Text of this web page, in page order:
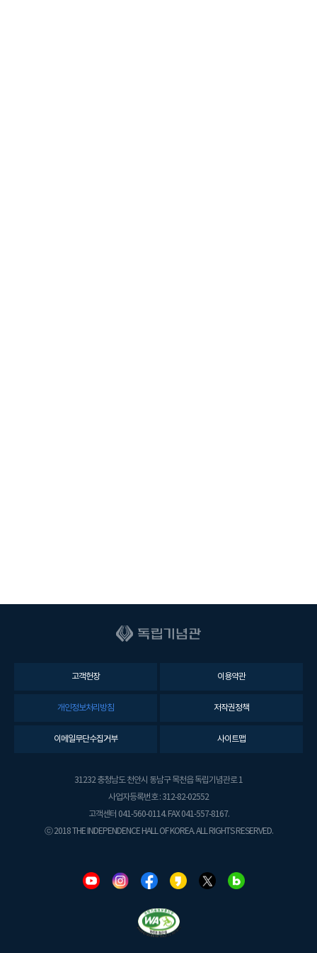
고객헌장 이용약관
개인정보처리방침 저작권정책
이메일무단수집거부 사이트맵
31232 충청남도 천안시 동남구 목천읍 독립기념관로 1
사업자등록번호 : 312-82-02552
고객센터 041-560-0114. FAX 041-557-8167.
ⓒ 2018 THE INDEPENDENCE HALL OF KOREA. ALL RIGHTS RESERVED.